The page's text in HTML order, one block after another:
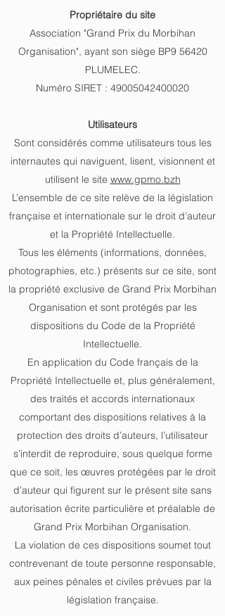
Propriétaire du site
Association "Grand Prix du Morbihan
Organisation", ayant son siège BP9 56420
PLUMELEC.
Numéro SIRET : 49005042400020
Utilisateurs
Sont considérés comme utilisateurs tous les
internautes qui naviguent, lisent, visionnent et
utilisent le site www.gpmo.bzh
L’ensemble de ce site relève de la législation
française et internationale sur le droit d’auteur
et la Propriété Intellectuelle.
Tous les éléments (informations, données,
photographies, etc.) présents sur ce site, sont
la propriété exclusive de Grand Prix Morbihan
Organisation et sont protégés par les
dispositions du Code de la Propriété
Intellectuelle.
En application du Code français de la
Propriété Intellectuelle et, plus généralement,
des traités et accords internationaux
comportant des dispositions relatives à la
protection des droits d’auteurs, l’utilisateur
s’interdit de reproduire, sous quelque forme
que ce soit, les œuvres protégées par le droit
d’auteur qui figurent sur le présent site sans
autorisation écrite particulière et préalable de
Grand Prix Morbihan Organisation.
La violation de ces dispositions soumet tout
contrevenant de toute personne responsable,
aux peines pénales et civiles prévues par la
législation française.